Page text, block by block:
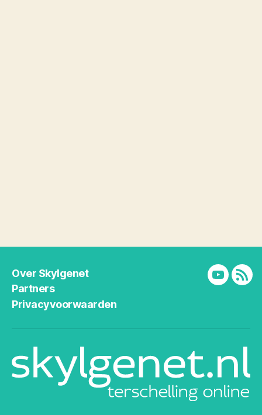
Over Skylgenet
Partners
Privacyvoorwaarden
YouTube
RSS